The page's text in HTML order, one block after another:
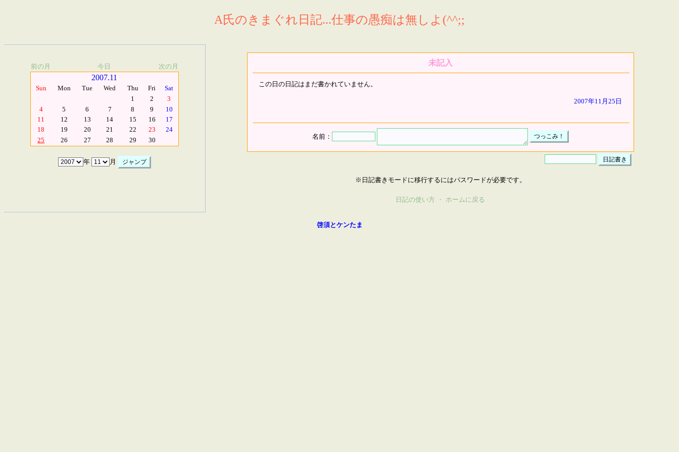
A氏のきまぐれ日記...仕事の愚痴は無しよ(^^;;
前の月 今日 次の月
2007.11
Sun Mon Tue Wed Thu Fri
Sat
1
2
3
4
5 6 7 8 9
10
11
12 13 14 15 16
17
18
19 20 21 22 23
24
25
26 27 28 29 30
年 月
未記入
この日の日記はまだ書かれていません。
2007年11月25日
名前：
※日記書きモードに移行するにはパスワードが必要です。
日記の使い方 ・ ホームに戻る
啓須とケンたま